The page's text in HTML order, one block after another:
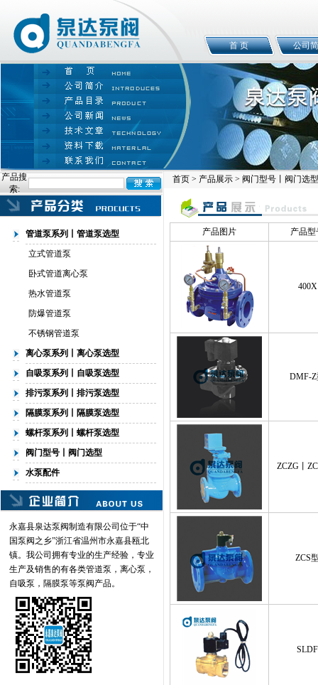
首 页 公司
产品搜
索:
管道泵系列丨管道泵选型
立式管道泵
卧式管道离心泵
热水管道泵
防爆管道泵
不锈钢管道泵
离心泵系列丨离心泵选型
自吸泵系列丨自吸泵选型
排污泵系列丨排污泵选型
隔膜泵系列丨隔膜泵选型
螺杆泵系列丨螺杆泵选型
阀门型号丨阀门选型
水泵配件
永嘉县泉达泵阀制造有限公司位于“中
国泵阀之乡”浙江省温州市永嘉县瓯北
镇。我公司拥有专业的生产经验，专业
生产及销售的有各类管道泵 ，离心泵，
自吸泵，隔膜泵等泵阀产品。
首页 > 产品展示 > 阀门型号丨阀门选型
产品图片 产品型
400X
DMF-Z
ZCZG丨
ZCS
SLDF